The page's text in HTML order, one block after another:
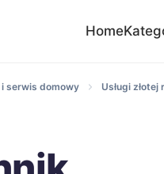
Home
serwis domowy Usługi